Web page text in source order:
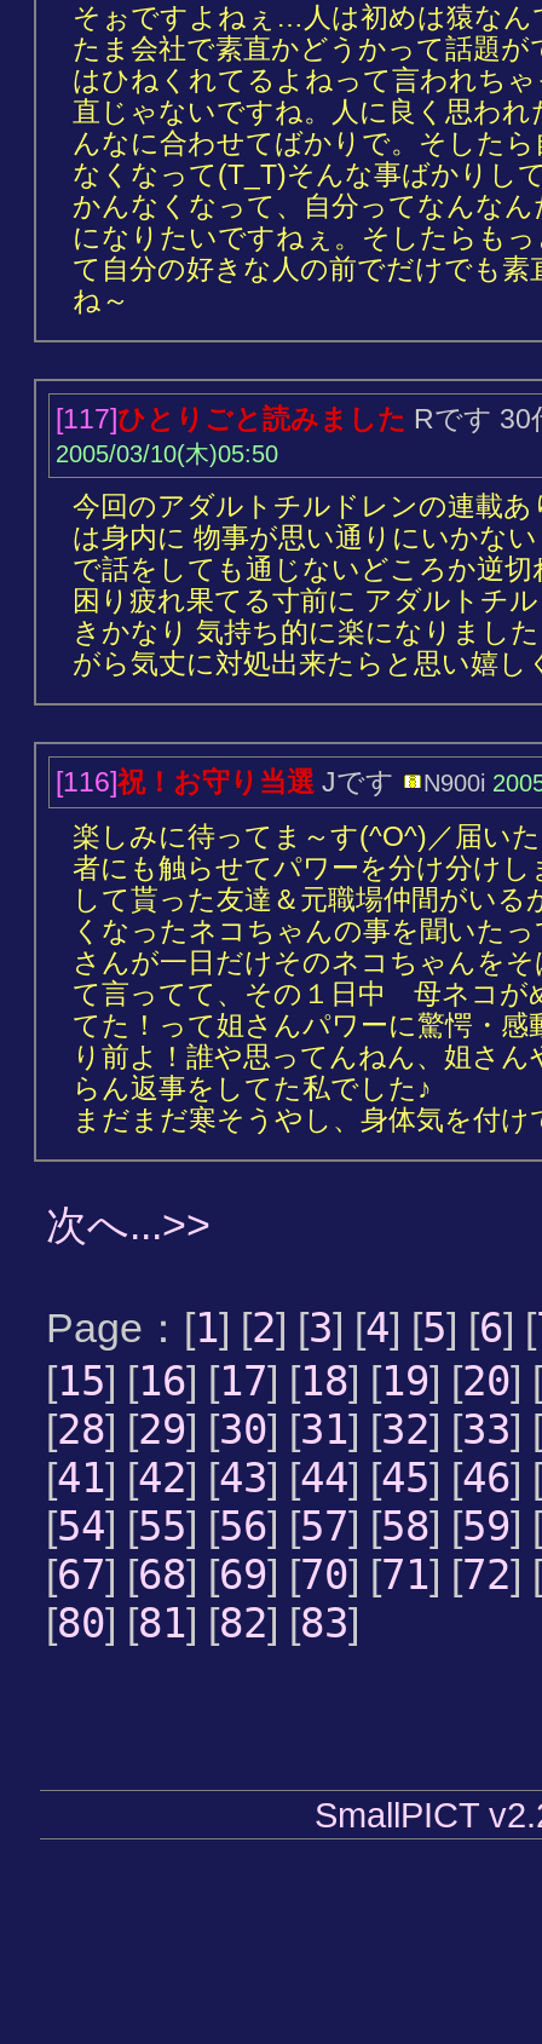
そぉですよねぇ…人は初めは猿なん
たま会社で素直かどうかって話題
はひねくれてるよねって言われち
直じゃないですね。人に良く思わ
んなに合わせてばかりで。そした
なくなって(T_T)そんな事ばかりし
かんなくなって、自分ってなんな
になりたいですねぇ。そしたらも
て自分の好きな人の前でだけでも
ね～
[117]ひとりごと読みました Rです 30
2005/03/10(木)05:50
今回のアダルトチルドレンの連載
は身内に 物事が思い通りにいかな
で話をしても通じないどころか逆
困り疲れ果てる寸前に アダルトチ
きかなり 気持ち的に楽になりまし
がら気丈に対処出来たらと思い嬉し
[116]祝！お守り当選 Jです N900i
楽しみに待ってま～す(^O^)／届い
者にも触らせてパワーを分け分け
して貰った友達＆元職場仲間がいる
くなったネコちゃんの事を聞いた
さんが一日だけそのネコちゃんを
て言ってて、その１日中 母ネコが
てた！って姐さんパワーに驚愕・
り前よ！誰や思ってんねん、姐さ
らん返事をしてた私でした♪
まだまだ寒そうやし、身体気を付け
次へ...>>
Page：[1] [2] [3] [4] [5] [6] [
[15] [16] [17] [18] [19] [20] [
[28] [29] [30] [31] [32] [33] [
[41] [42] [43] [44] [45] [46] [
[54] [55] [56] [57] [58] [59] [
[67] [68] [69] [70] [71] [72] [
[80] [81] [82] [83]
SmallPICT